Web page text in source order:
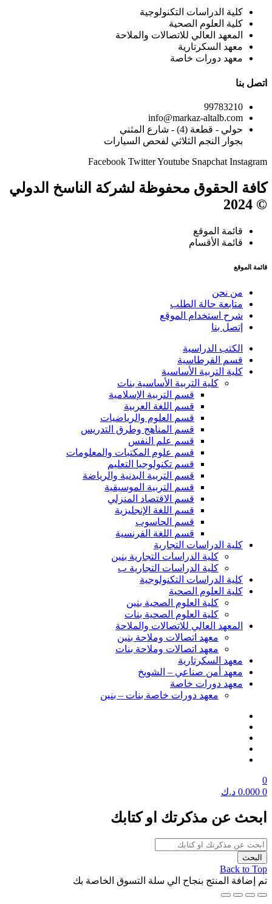
كلية الدراسات التكنولوجية
كلية العلوم الصحية
المعهد العالي للاتصالات والملاحة
معهد السكرتارية
معهد دورات خاصة
اتصل بنا
99783210
info@markaz-altalb.com
حولي - قطعة (4) - شارع المثني
بجوار النجم الثلاثي لفحص السيارات
Facebook TwitterYoutube Snapchat Instagram
كافة الحقوق محفوظة لشركة الناسخ الدولي
© 2024
قائمة الموقع
قائمة الأقسام
قائمة الموقع
من نحن
متابعة حالة الطلب
شرح استخدام الموقع
إتصل بنا
الكتب الدراسية
قسم القرطاسية
كلية التربية الأساسية
كلية التربية الأساسية بنات
قسم التربية الإسلامية
قسم اللغة العربية
قسم العلوم والرياضيات
قسم المناهج وطرق التدريس
قسم علم النفس
قسم علوم المكتبات والمعلومات
قسم تكنولوجيا التعليم
قسم التربية البدنية والرياضة
قسم التربية الموسيقية
قسم الاقتصاد المنزلي
قسم اللغة الإنجليزية
قسم الحاسوب
قسم اللغة الفرنسية
كلية الدراسات التجارية
كلية الدراسات التجارية بنين
كلية الدراسات التجارية ب
كلية الدراسات التكنولوجية
كلية العلوم الصحية
كلية العلوم الصحية بنين
كلية العلوم الصحية بنات
المعهد العالي للاتصالات والملاحة
معهد اتصالات وملاحة بنين
معهد اتصالات وملاحة بنات
معهد السكرتارية
معهد أمن صناعي – الشويخ
معهد دورات خاصة
معهد دورات خاصة بنات – بنين
0
0
0.000 د.ك
ابحث عن مذكرتك او كتابك
Back to Top
تم إضافة المنتج بنجاح الي سلة التسوق الخاصة بك